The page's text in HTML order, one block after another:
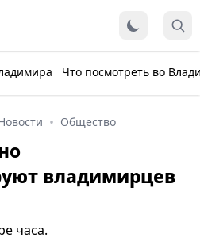
Что посмотреть во
Общество
владимирцев
часа.